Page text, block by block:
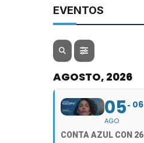
EVENTOS
AGOSTO, 2026
05
AGO
06
CONTA AZUL CON 26